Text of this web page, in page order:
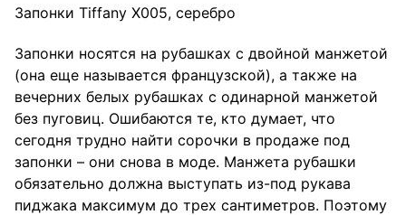
Запонки Tiffany X005, серебро
Запонки носятся на рубашках с двойной манжетой
(она еще называется французской), а также на
вечерних белых рубашках с одинарной манжетой
без пуговиц. Ошибаются те, кто думает, что
сегодня трудно найти сорочки в продаже под
запонки – они снова в моде. Манжета рубашки
обязательно должна выступать из-под рукава
пиджака максимум до трех сантиметров. Поэтому